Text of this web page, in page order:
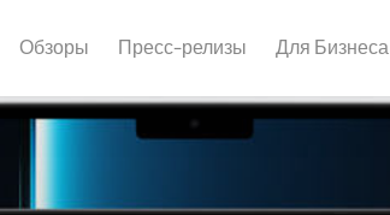
Обзоры Пресс-релизы Для Бизнеса